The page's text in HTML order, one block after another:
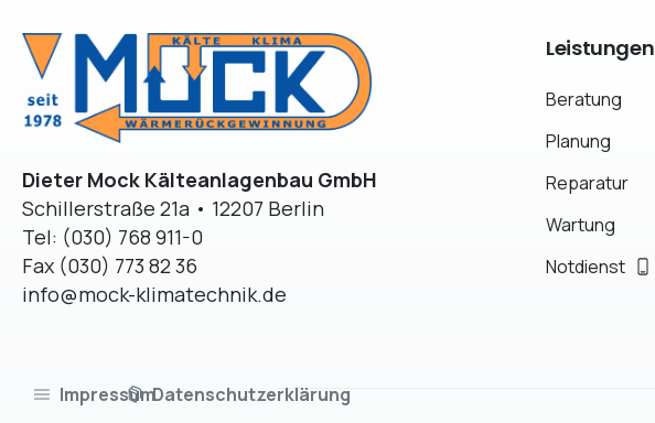
Dieter Mock Kälteanlagenbau GmbH
Schillerstraße 21a • 12207 Berlin
Tel: (030) 768 911-0
Fax (030) 773 82 36
info@mock-klimatechnik.de
Leistungen
Beratung
Planung
Reparatur
Wartung
Notdienst
ImpressumDatenschutzerklärung